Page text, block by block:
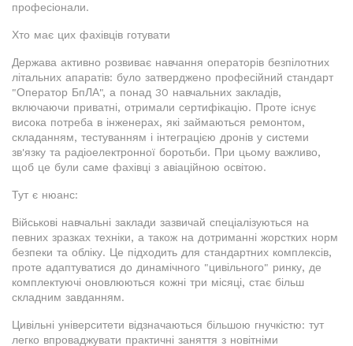
професіонали.
Хто має цих фахівців готувати
Держава активно розвиває навчання операторів безпілотних
літальних апаратів: було затверджено професійний стандарт
"Оператор БпЛА", а понад 30 навчальних закладів,
включаючи приватні, отримали сертифікацію. Проте існує
висока потреба в інженерах, які займаються ремонтом,
складанням, тестуванням і інтеграцією дронів у системи
зв'язку та радіоелектронної боротьби. При цьому важливо,
щоб це були саме фахівці з авіаційною освітою.
Тут є нюанс:
Військові навчальні заклади зазвичай спеціалізуються на
певних зразках техніки, а також на дотриманні жорстких норм
безпеки та обліку. Це підходить для стандартних комплексів,
проте адаптуватися до динамічного "цивільного" ринку, де
комплектуючі оновлюються кожні три місяці, стає більш
складним завданням.
Цивільні університети відзначаються більшою гнучкістю: тут
легко впроваджувати практичні заняття з новітніми